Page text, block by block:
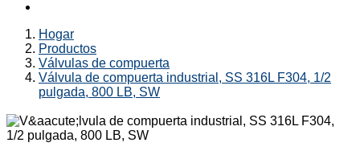
Hogar
Productos
Válvulas de compuerta
Válvula de compuerta industrial, SS 316L F304, 1/2
pulgada, 800 LB, SW